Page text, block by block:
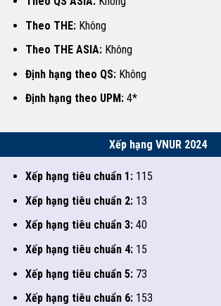
Theo THE:Không
Theo THE ASIA:Không
Định hạng theo QS:Không
Định hạng theo UPM:4*
Xếp hạng VNUR 2024
Xếp hạng tiêu chuẩn 1:115
Xếp hạng tiêu chuẩn 2:13
Xếp hạng tiêu chuẩn 3:40
Xếp hạng tiêu chuẩn 4:15
Xếp hạng tiêu chuẩn 5:73
Xếp hạng tiêu chuẩn 6:153